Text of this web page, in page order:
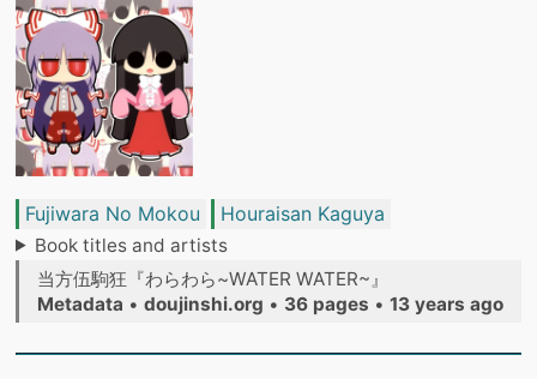
Fujiwara No Mokou Houraisan Kaguya
Book titles and artists
当方伍駒狂『わらわら~WATER WATER~』
Metadata • doujinshi.org • 36 pages • 13 years ago